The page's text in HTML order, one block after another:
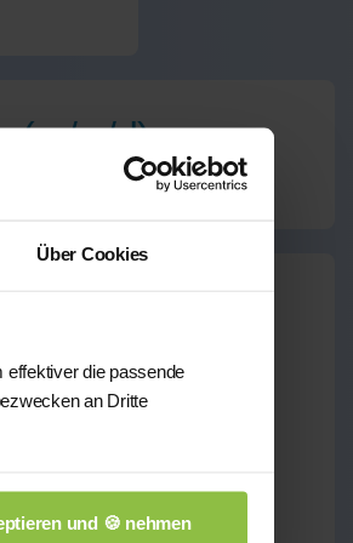
Über Cookies
effektiver die passende
an Dritte
und 🍪 nehmen
(m/w/d)